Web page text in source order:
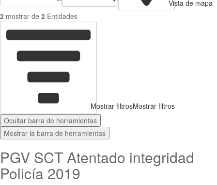
Vista de mapa
2 mostrar de 2 Entidades
Mostrar filtrosMostrar filtros
Ocultar barra de herramientas
Mostrar la barra de herramientas
PGV SCT Atentado integridad
Policía 2019